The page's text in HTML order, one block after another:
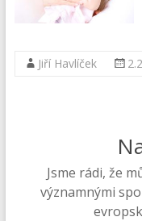
Jiří Havlíček
Jsme rádi, že
významnými